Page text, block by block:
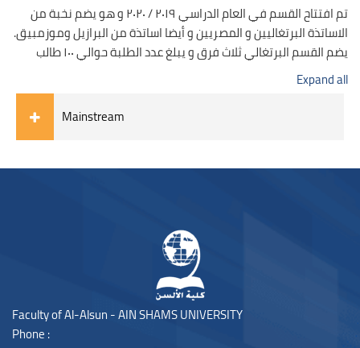
تم افتتاح القسم في العام الدراسي ٢٠١٩ / ٢٠٢٠ و هو يضم نخبة من
الاساتذة البرتغاليين و المصريين و أيضا اساتذة من البرازيل وموزمبيق.
يضم القسم البرتغالي ثلاث فرق و يبلغ عدد الطلبة حوالي ١٠٠ طالب
Expand all
Mainstream
Blocks
Faculty of Al-Alsun - AIN SHAMS UNIVERSITY
Phone :